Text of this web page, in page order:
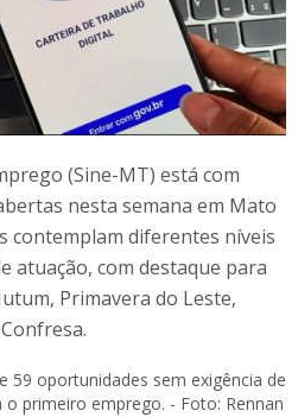
(Sine-MT) está com
nesta semana em Mato
contemplam diferentes níveis
atuação, com destaque para
Primavera do Leste,